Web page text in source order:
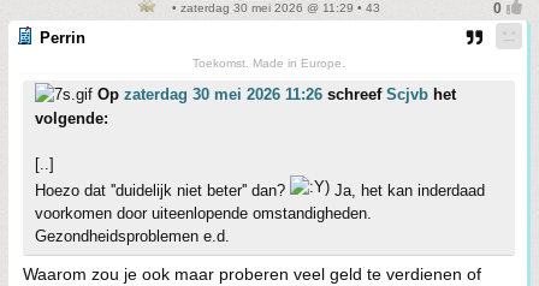
• zaterdag 30 mei 2026 @ 11:29 • 43
Perrin
Toekomst. Made in Europe.
Op zaterdag 30 mei 2026 11:26 schreef Scjvb het
volgende:
[..]
Hoezo dat ''duidelijk niet beter'' dan?
Ja, het kan inderdaad
voorkomen door uiteenlopende omstandigheden.
Gezondheidsproblemen e.d.
Waarom zou je ook maar proberen veel geld te verdienen of